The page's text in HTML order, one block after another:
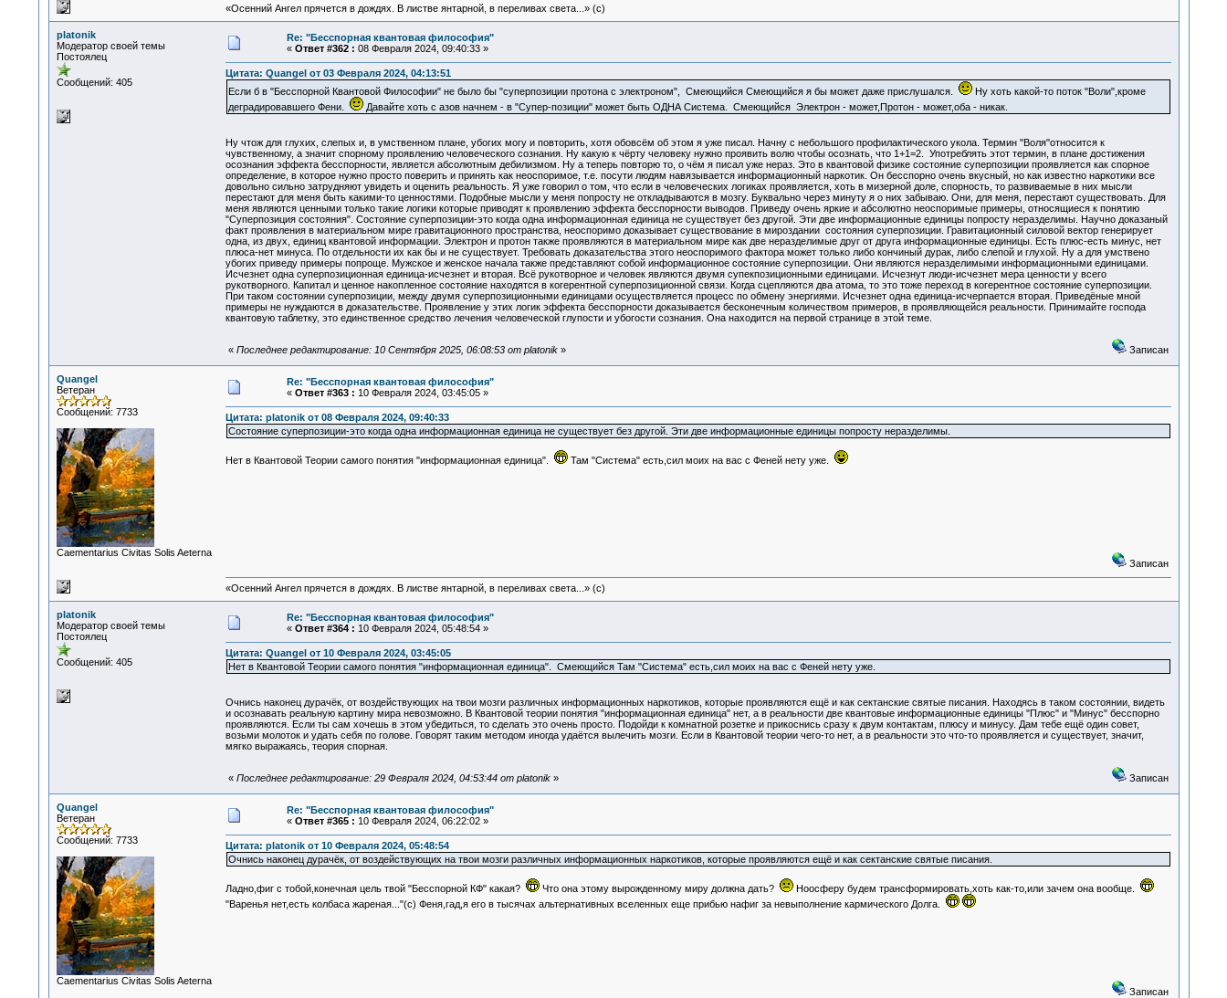
«Осенний Ангел прячется в дождях. В листве янтарной, в переливах света...» (c)
platonik
Модератор своей темы
Постоялец
Сообщений: 405
Re: "Бесспорная квантовая философия"
« Ответ #362 : 08 Февраля 2024, 09:40:33 »
Цитата: Quangel от 03 Февраля 2024, 04:13:51
Если б в "Бесспорной Квантовой Философии" не было бы "суперпозиции протона с электроном", Смеющийся Смеющийся я бы может даже прислушался.
Ну хоть какой-то поток "Воли",кроме
деградировавшего Фени.
Давайте хоть с азов начнем - в "Супер-позиции" может быть ОДНА Система. Смеющийся Электрон - может,Протон - может,оба - никак.
Ну чтож для глухих, слепых и, в умственном плане, убогих могу и повторить, хотя обовсём об этом я уже писал. Начну с небольшого профилактического укола. Термин "Воля"относится к
чувственному, а значит спорному проявлению человеческого сознания. Ну какую к чёрту человеку нужно проявить волю чтобы осознать, что 1+1=2. Употреблять этот термин, в плане достижения
осознания эффекта бесспорности, является абсолютным дебилизмом. Ну а теперь повторю то, о чём я писал уже нераз. Это в квантовой физике состояние суперпозиции проявляется как спорное
определение, в которое нужно просто поверить и принять как неоспоримое, т.е. посути людям навязывается информационный наркотик. Он бесспорно очень вкусный, но как известно наркотики все
довольно сильно затрудняют увидеть и оценить реальность. Я уже говорил о том, что если в человеческих логиках проявляется, хоть в мизерной доле, спорность, то развиваемые в них мысли
перестают для меня быть какими-то ценностями. Подобные мысли у меня попросту не откладываются в мозгу. Буквально через минуту я о них забываю. Они, для меня, перестают существовать. Для
меня являются ценными только такие логики которые приводят к проявлению эффекта бесспорности выводов. Приведу очень яркие и абсолютно неоспоримые примеры, относящиеся к понятию
"Суперпозиция состояния". Состояние суперпозиции-это когда одна информационная единица не существует без другой. Эти две информационные единицы попросту неразделимы. Научно доказаный
факт проявления в материальном мире гравитационного пространства, неоспоримо доказывает существование в мироздании состояния суперпозиции. Гравитационный силовой вектор генерирует
одна, из двух, единиц квантовой информации. Электрон и протон также проявляются в материальном мире как две неразделимые друг от друга информационные единицы. Есть плюс-есть минус, нет
плюса-нет минуса. По отдельности их как бы и не существует. Требовать доказательства этого неоспоримого фактора может только либо кончиный дурак, либо слепой и глухой. Ну а для умствено
убогих приведу примеры попроще. Мужское и женское начала также представляют собой информационное состояние суперпозиции. Они являются неразделимыми информационными единицами.
Исчезнет одна суперпозиционная единица-исчезнет и вторая. Всё рукотворное и человек являются двумя супекпозиционными единицами. Исчезнут люди-исчезнет мера ценности у всего
рукотворного. Капитал и ценное накопленное состояние находятся в когерентной суперпозиционной связи. Когда сцепляются два атома, то это тоже переход в когерентное состояние суперпозиции.
При таком состоянии суперпозиции, между двумя суперпозиционными единицами осуществляется процесс по обмену энергиями. Исчезнет одна единица-исчерпается вторая. Приведёные мной
примеры не нуждаются в доказательстве. Проявление у этих логик эффекта бесспорности доказывается бесконечным количеством примеров, в проявляющейся реальности. Принимайте господа
квантовую таблетку, это единственное средство лечения человеческой глупости и убогости сознания. Она находится на первой странице в этой теме.
« Последнее редактирование: 10 Сентября 2025, 06:08:53 от platonik» Записан
Quangel
Ветеран
Сообщений: 7733
Сaementarius Civitas Solis Aeterna
Re: "Бесспорная квантовая философия"
« Ответ #363 : 10 Февраля 2024, 03:45:05 »
Цитата: platonik от 08 Февраля 2024, 09:40:33
Состояние суперпозиции-это когда одна информационная единица не существует без другой. Эти две информационные единицы попросту неразделимы.
Нет в Квантовой Теории самого понятия "информационная единица". Там "Система" есть,сил моих на вас с Феней нету уже.
Записан
«Осенний Ангел прячется в дождях. В листве янтарной, в переливах света...» (c)
platonik
Модератор своей темы
Постоялец
Сообщений: 405
Re: "Бесспорная квантовая философия"
« Ответ #364 : 10 Февраля 2024, 05:48:54 »
Цитата: Quangel от 10 Февраля 2024, 03:45:05
Нет в Квантовой Теории самого понятия "информационная единица". Смеющийся Там "Система" есть,сил моих на вас с Феней нету уже.
Очнись наконец дурачёк, от воздействующих на твои мозги различных информационных наркотиков, которые проявляются ещё и как сектанские святые писания. Находясь в таком состоянии, видеть
и осознавать реальную картину мира невозможно. В Квантовой теории понятия "информационная единица" нет, а в реальности две квантовые информационные единицы "Плюс" и "Минус" бесспорно
проявляются. Если ты сам хочешь в этом убедиться, то сделать это очень просто. Подойди к комнатной розетке и прикоснись сразу к двум контактам, плюсу и минусу. Дам тебе ещё один совет,
возьми молоток и удать себя по голове. Говорят таким методом иногда удаётся вылечить мозги. Если в Квантовой теории чего-то нет, а в реальности это что-то проявляется и существует, значит,
мягко выражаясь, теория спорная.
« Последнее редактирование: 29 Февраля 2024, 04:53:44 от platonik» Записан
Quangel
Ветеран
Сообщений: 7733
Сaementarius Civitas Solis Aeterna
Re: "Бесспорная квантовая философия"
« Ответ #365 : 10 Февраля 2024, 06:22:02 »
Цитата: platonik от 10 Февраля 2024, 05:48:54
Очнись наконец дурачёк, от воздействующих на твои мозги различных информационных наркотиков, которые проявляются ещё и как сектанские святые писания.
Ладно,фиг с тобой,конечная цель твой "Бесспорной КФ" какая? Что она этому вырожденному миру должна дать?
Ноосферу будем трансформировать,хоть как-то,или зачем она вообще.
"Варенья нет,есть колбаса жареная..."(с) Феня,гад,я его в тысячах альтернативных вселенных еще прибью нафиг за невыполнение кармического Долга.
Записан